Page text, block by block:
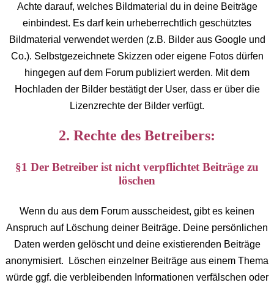
Achte darauf, welches Bildmaterial du in deine Beiträge
einbindest. Es darf kein urheberrechtlich geschütztes
Bildmaterial verwendet werden (z.B. Bilder aus Google und
Co.). Selbstgezeichnete Skizzen oder eigene Fotos dürfen
hingegen auf dem Forum publiziert werden. Mit dem
Hochladen der Bilder bestätigt der User, dass er über die
Lizenzrechte der Bilder verfügt.
2. Rechte des Betreibers:
§1 Der Betreiber ist nicht verpflichtet Beiträge zu
löschen
Wenn du aus dem Forum ausscheidest, gibt es keinen
Anspruch auf Löschung deiner Beiträge. Deine persönlichen
Daten werden gelöscht und deine existierenden Beiträge
anonymisiert. Löschen einzelner Beiträge aus einem Thema
würde ggf. die verbleibenden Informationen verfälschen oder